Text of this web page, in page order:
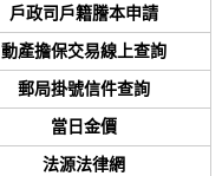
戶政司戶籍謄本申請
動產擔保交易線上查詢
郵局掛號信件查詢
當日金價
法源法律網